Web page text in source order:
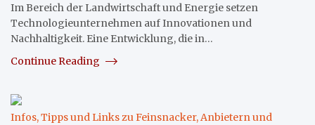
Im Bereich der Landwirtschaft und Energie setzen
Technologieunternehmen auf Innovationen und
Nachhaltigkeit. Eine Entwicklung, die in…
Continue Reading
Infos, Tipps und Links zu Feinsnacker, Anbietern und